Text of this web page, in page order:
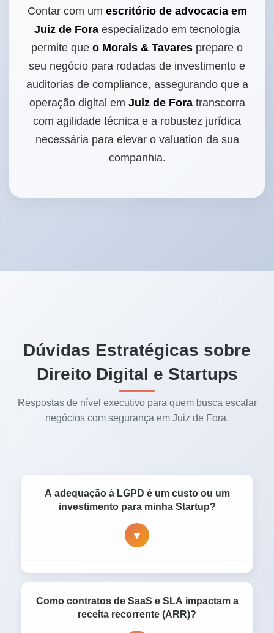
Contar com um escritório de advocacia em
Juiz de Fora especializado em tecnologia
permite que o Morais & Tavares prepare o
seu negócio para rodadas de investimento e
auditorias de compliance, assegurando que a
operação digital em Juiz de Foratranscorra
com agilidade técnica e a robustez jurídica
necessária para elevar o valuation da sua
companhia.
Dúvidas Estratégicas sobre
Direito Digital e Startups
Respostas de nível executivo para quem busca escalar
negócios com segurança em Juiz de Fora.
A adequação à LGPD é um custo ou um
investimento para minha Startup?
▼
É um investimento direto noValuationda
empresa. Grandes corporações não
contratam softwares (SaaS) que não estejam
, e fundos de investimento
Como contratos de SaaS e SLA impactam a
receita recorrente (ARR)?